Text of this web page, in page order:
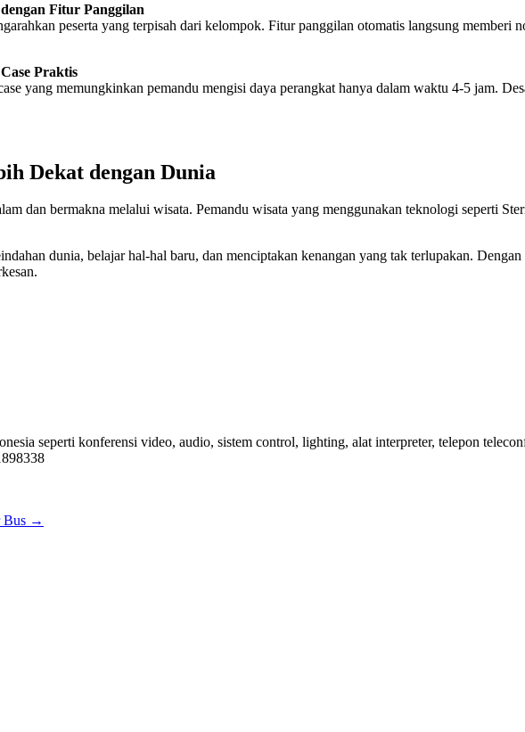
Fitur Panggilan
peserta yang terpisah dari kelompok. Fitur panggilan otomatis langsung memberi
Praktis
yang memungkinkan pemandu mengisi daya perangkat hanya dalam waktu 4-5 jam.
Dekat dengan Dunia
dan bermakna melalui wisata. Pemandu wisata yang menggunakan teknologi seperti
dunia, belajar hal-hal baru, dan menciptakan kenangan yang tak terlupakan.
seperti konferensi video, audio, sistem control, lighting, alat interpreter, telepon
Bus →